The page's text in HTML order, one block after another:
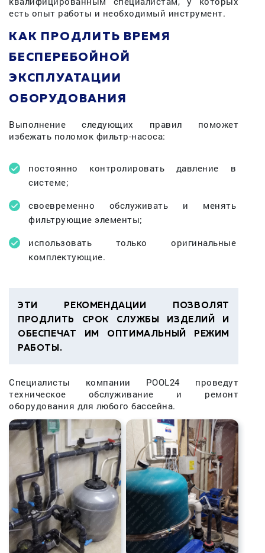
есть опыт работы и необходимый инструмент.
КАК ПРОДЛИТЬ ВРЕМЯ
БЕСПЕРЕБОЙНОЙ
ЭКСПЛУАТАЦИИ
ОБОРУДОВАНИЯ
Выполнение следующих правил поможет
избежать поломок фильтр-насоса:
постоянно контролировать давление в
системе;
своевременно обслуживать и менять
фильтрующие элементы;
использовать только оригинальные
комплектующие.
ЭТИ РЕКОМЕНДАЦИИ ПОЗВОЛЯТ
ПРОДЛИТЬ СРОК СЛУЖБЫ ИЗДЕЛИЙ И
ОБЕСПЕЧАТ ИМ ОПТИМАЛЬНЫЙ РЕЖИМ
РАБОТЫ.
Специалисты компании POOL24 проведут
техническое обслуживание и ремонт
оборудования для любого бассейна.